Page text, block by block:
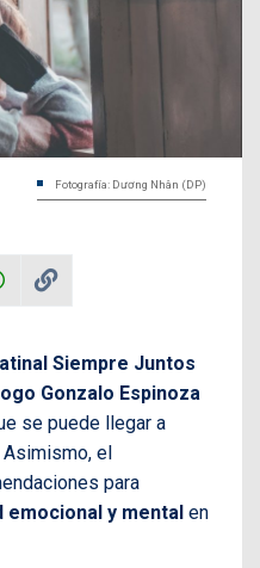
Fotografía: Dương Nhân (DP)
Siempre Juntos
Gonzalo Espinoza
se puede llegar a
el
para
emocional y mental en